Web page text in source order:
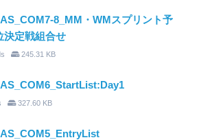
8_MM・WMスプリント予
決定戦組合せ
245.31 KB
327.60 KB